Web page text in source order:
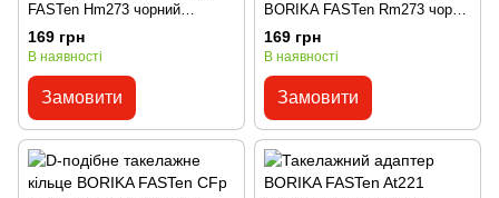
FASTen Hm273 чорний
(01.13.002.01.01)
169 грн
В наявності
Замовити
BORIKA FASTen Rm273 чорне
(01.13.003.01.01)
169 грн
В наявності
Замовити